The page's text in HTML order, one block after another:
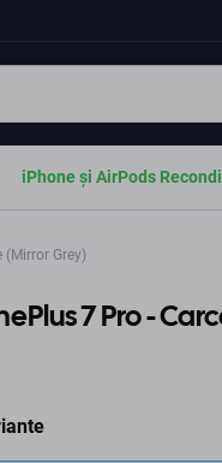
iPhone și AirPods
(Mirror Grey)
7 Pro -